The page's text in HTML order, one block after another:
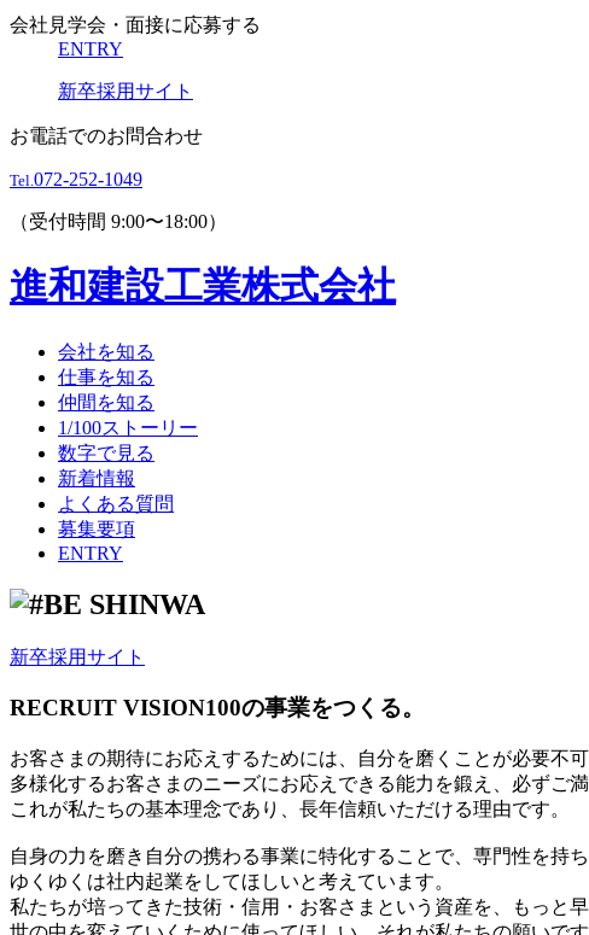
会社見学会・面接に応募する
ENTRY
新卒採用サイト
お電話でのお問合わせ
Tel.072-252-1049
（受付時間 9:00〜18:00）
進和建設工業株式会社
会社を知る
仕事を知る
仲間を知る
1/100ストーリー
数字で見る
新着情報
よくある質問
募集要項
ENTRY
新卒採用サイト
RECRUIT VISION100の事業をつくる。
お客さまの期待にお応えするためには、自分を磨くことが必要不可
多様化するお客さまのニーズにお応えできる能力を鍛え、必ずご
これが私たちの基本理念であり、長年信頼いただける理由です。
自身の力を磨き自分の携わる事業に特化することで、専門性を持ち
ゆくゆくは社内起業をしてほしいと考えています。
私たちが培ってきた技術・信用・お客さまという資産を、もっと